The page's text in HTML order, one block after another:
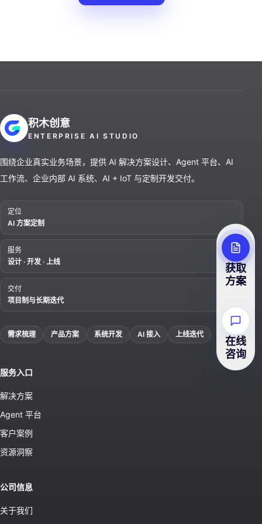
积木创意
ENTERPRISE AI STUDIO
围绕企业真实业务场景，提供 AI 解决方案设计、Agent 平台、AI
工作流、企业内部 AI 系统、AI + IoT 与定制开发交付。
定位
AI 方案定制
服务
设计 · 开发 · 上线
交付
项目制与长期迭代
需求梳理 产品方案 系统开发 AI 接入 上线迭代
服务入口
解决方案
Agent 平台
客户案例
资源洞察
公司信息
关于我们
获取
方案
在线
咨询